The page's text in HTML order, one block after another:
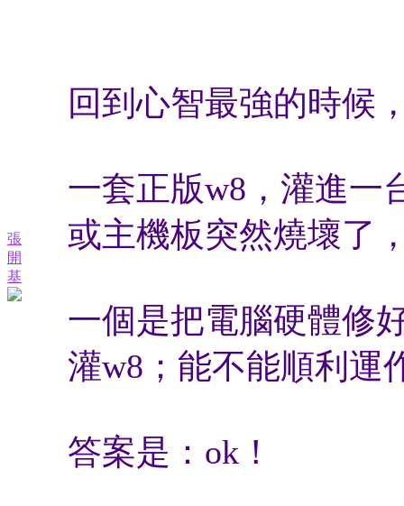
張
開
基
回到心智最強的時候
一套正版w8，灌進一
或主機板突然燒壞了
一個是把電腦硬體修
灌w8；能不能順利運
答案是：ok！